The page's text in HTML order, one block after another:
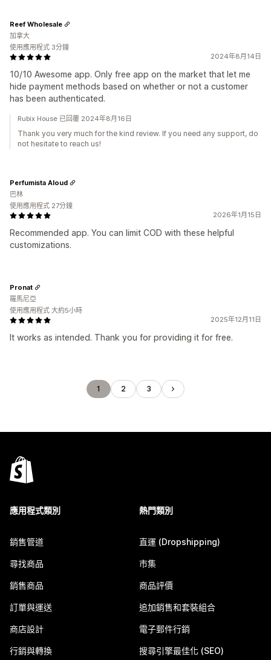
2024年8月14日
10/10 Awesome app. Only free app on the market that let me
hide payment methods based on whether or not a customer
has been authenticated.
Reef Wholesale
加拿大
使用應用程式 3分鐘
Rubix House 已回覆 2024年8月16日
Thank you very much for the kind review. If you need any support, do
not hesitate to reach us!
2026年1月15日
Recommended app. You can limit COD with these helpful
customizations.
Perfumista Aloud
巴林
使用應用程式 27分鐘
2025年12月11日
It works as intended. Thank you for providing it for free.
Pronat
羅馬尼亞
使用應用程式 大約5小時
1 2 3
應用程式類別
銷售管道
尋找商品
銷售商品
訂單與運送
商店設計
行銷與轉換
熱門類別
直運 (Dropshipping)
市集
商品評價
追加銷售和套裝組合
電子郵件行銷
搜尋引擎最佳化 (SEO)